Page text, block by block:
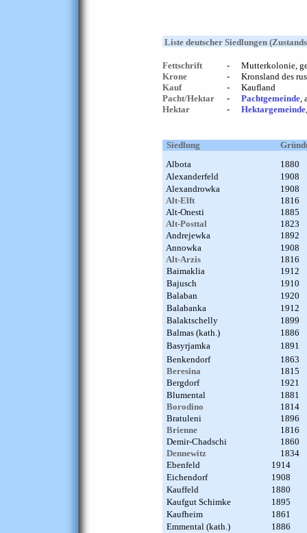
Liste deutscher Siedlungen
Fettschrift -
Mutterkolonie,
Krone
-
Kronsland des
Kauf
-
Kaufland
Pacht/Hektar
- Pachtgemeinde,
Hektar
- Hektargemeinde
Siedlung
Albota
1880
Alexanderfeld
1908
Alexandrowka
1908
Alt-Elft
1816
Alt-Onesti
1885
Alt-Posttal
1823
Andrejewka
1892
Annowka
1908
Alt-Arzis
1816
Baimaklia
1912
Bajusch
1910
Balaban
1920
Balabanka
1912
Balaktschelly
1899
Balmas (kath.)
1886
Basyrjamka
1891
Benkendorf
1863
Beresina
1815
Bergdorf
1921
Blumental
1881
Borodino
1814
Bratuleni
1896
Brienne
1816
Demir-Chadschi
1860
Dennewitz
1834
Ebenfeld
1914
Eichendorf
1908
Kauffeld
1880
Kaufgut Schimke
1895
Kaufheim
1861
Emmental (kath.)
1886